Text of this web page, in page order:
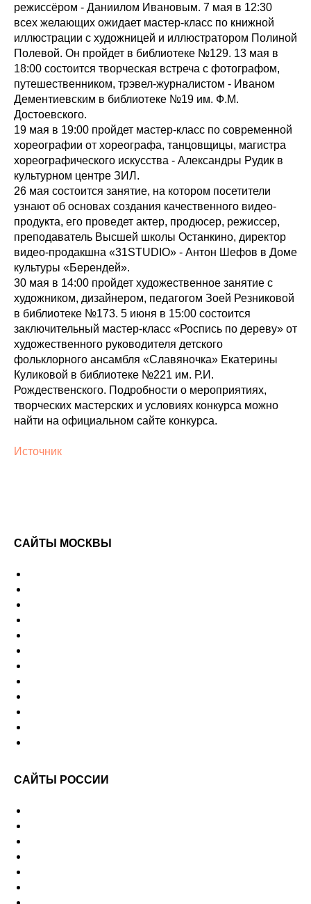
режиссёром - Даниилом Ивановым. 7 мая в 12:30
всех желающих ожидает мастер-класс по книжной
иллюстрации с художницей и иллюстратором Полиной
Полевой. Он пройдет в библиотеке №129. 13 мая в
18:00 состоится творческая встреча с фотографом,
путешественником, трэвел-журналистом - Иваном
Дементиевским в библиотеке №19 им. Ф.М.
Достоевского.
19 мая в 19:00 пройдет мастер-класс по современной
хореографии от хореографа, танцовщицы, магистра
хореографического искусства - Александры Рудик в
культурном центре ЗИЛ.
26 мая состоится занятие, на котором посетители
узнают об основах создания качественного видео-
продукта, его проведет актер, продюсер, режиссер,
преподаватель Высшей школы Останкино, директор
видео-продакшна «31STUDIO» - Антон Шефов в Доме
культуры «Берендей».
30 мая в 14:00 пройдет художественное занятие с
художником, дизайнером, педагогом Зоей Резниковой
в библиотеке №173. 5 июня в 15:00 состоится
заключительный мастер-класс «Роспись по дереву» от
художественного руководителя детского
фольклорного ансамбля «Славяночка» Екатерины
Куликовой в библиотеке №221 им. Р.И.
Рождественского. Подробности о мероприятиях,
творческих мастерских и условиях конкурса можно
найти на официальном сайте конкурса.
Источник
САЙТЫ МОСКВЫ
САЙТЫ РОССИИ